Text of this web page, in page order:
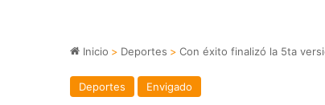
Inicio > Deportes > Con éxito finalizó la 5ta
Deportes Envigado